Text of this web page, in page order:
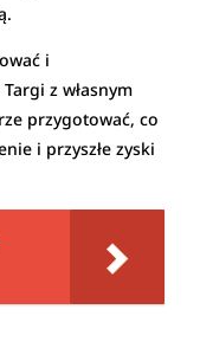
i
z własnym
przygotować, co
i przyszłe zyski